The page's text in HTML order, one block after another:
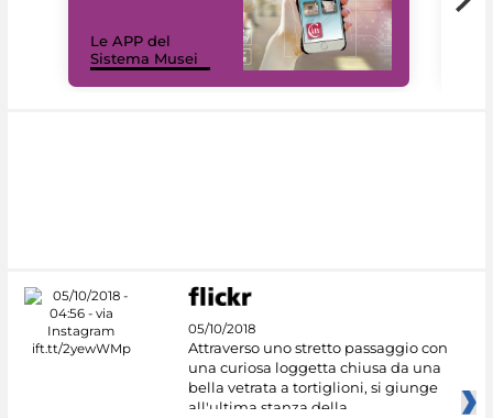
Le APP del
Sistema Musei
05/10/2018
Attraverso uno stretto passaggio con
una curiosa loggetta chiusa da una
bella vetrata a tortiglioni, si giunge
all'ultima stanza della